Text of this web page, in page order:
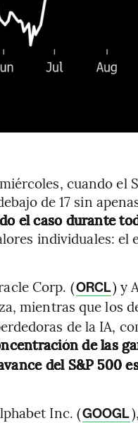
cuando el
de 17 sin
el caso durante
individuales: el
Corp. (ORCL) y
mientras que los
de la IA,
de las
del S&P 500
Inc. (GOOGL